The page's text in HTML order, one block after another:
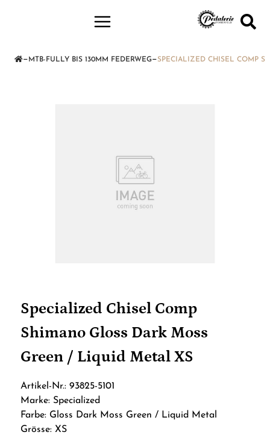
— MTB-FULLY BIS 130MM FEDERWEG—SPECIALIZED CHISEL COMP
Specialized Chisel Comp
Shimano Gloss Dark Moss
Green / Liquid Metal XS
Artikel-Nr.: 93825-5101
Marke: Specialized
Farbe: Gloss Dark Moss Green / Liquid Metal
Grösse: XS